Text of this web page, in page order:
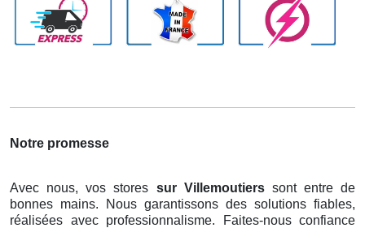
Notre promesse
Avec nous, vos stores sur Villemoutiers sont entre de
bonnes mains. Nous garantissons des solutions fiables,
réalisées avec professionnalisme. Faites-nous confiance